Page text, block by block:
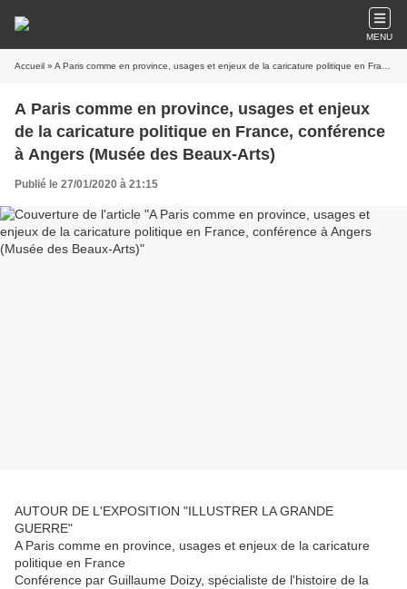
MENU
Accueil » A Paris comme en province, usages et enjeux de la caricature politique en France, conférence à Angers (Musée des Beaux-Arts)
A Paris comme en province, usages et enjeux
de la caricature politique en France, conférence
à Angers (Musée des Beaux-Arts)
Publié le 27/01/2020 à 21:15
AUTOUR DE L'EXPOSITION "ILLUSTRER LA GRANDE
GUERRE"
A Paris comme en province, usages et enjeux de la caricature
politique en France
Conférence par Guillaume Doizy, spécialiste de l'histoire de la